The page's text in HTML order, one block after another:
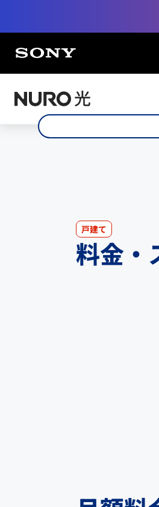
戸建て
料金・